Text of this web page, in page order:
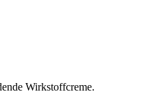
Wirkstoffcreme.